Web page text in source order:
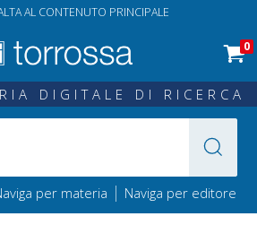
AL CONTENUTO PRINCIPALE
0
DIGITALE DI RICERCA
per materia | Naviga per editore